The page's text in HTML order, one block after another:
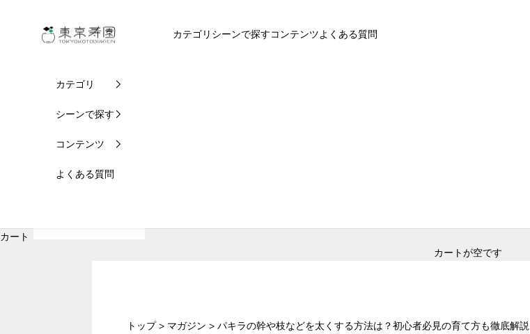
東京寿園
カテゴリ シーンで探すコンテンツよくある質問
カテゴリ
シーンで探す
コンテンツ
よくある質問
カート
カートが空です
トップ > マガジン > パキラの幹や枝などを太くする方法は？初心者必見の育て方も徹底解説